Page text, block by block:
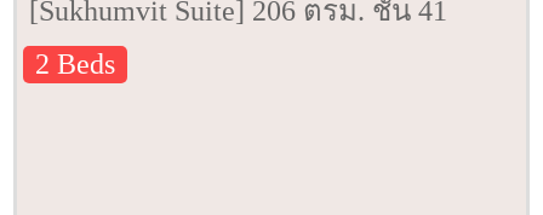
[Sukhumvit Suite] 206 ตรม. ชั้น 41
2 Beds